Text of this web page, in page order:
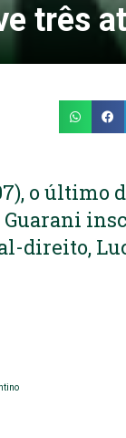
três
o último
direito,